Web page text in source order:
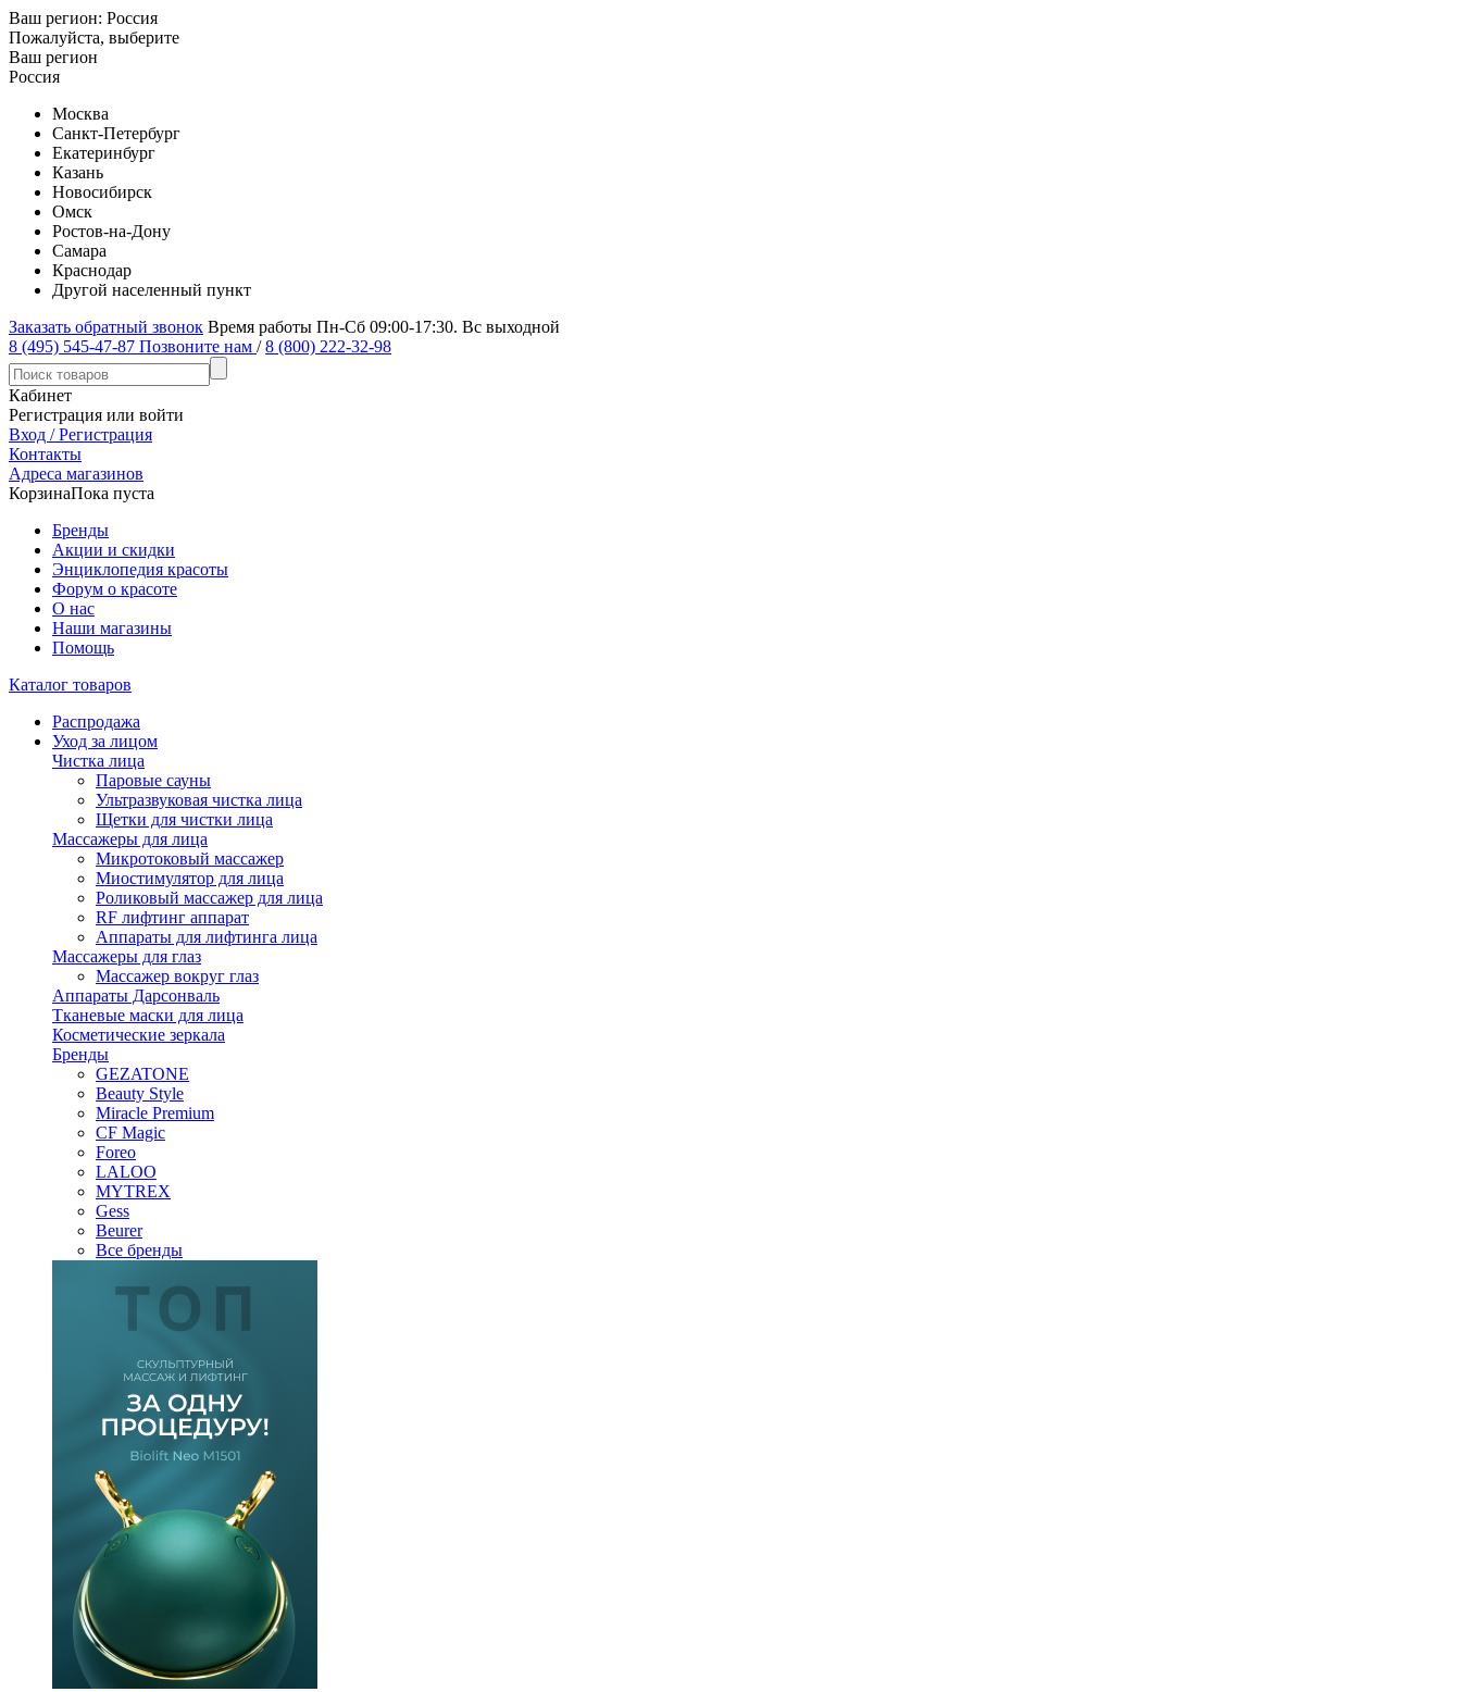
Ваш регион: Россия
Пожалуйста, выберите
Ваш регион
Россия
Москва
Санкт-Петербург
Екатеринбург
Казань
Новосибирск
Омск
Ростов-на-Дону
Самара
Краснодар
Другой населенный пункт
Заказать обратный звонок Время работы Пн-Сб 09:00-17:30. Вс выходной
8 (495) 545-47-87 Позвоните нам / 8 (800) 222-32-98
Кабинет
Регистрация или войти
Вход / Регистрация
Контакты
Адреса магазинов
КорзинаПока пуста
Бренды
Акции и скидки
Энциклопедия красоты
Форум о красоте
О нас
Наши магазины
Помощь
Каталог товаров
Распродажа
Уход за лицом
Чистка лица
Паровые сауны
Ультразвуковая чистка лица
Щетки для чистки лица
Массажеры для лица
Микротоковый массажер
Миостимулятор для лица
Роликовый массажер для лица
RF лифтинг аппарат
Аппараты для лифтинга лица
Массажеры для глаз
Массажер вокруг глаз
Аппараты Дарсонваль
Тканевые маски для лица
Косметические зеркала
Бренды
GEZATONE
Beauty Style
Miracle Premium
CF Magic
Foreo
LALOO
MYTREX
Gess
Beurer
Все бренды